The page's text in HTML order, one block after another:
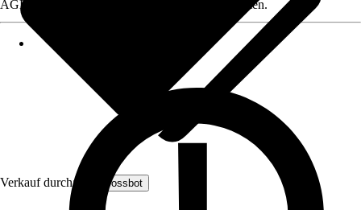
Verkauf durch: evercrossbot
AGB, finden Sie bei Klick auf den Verkäufernamen.